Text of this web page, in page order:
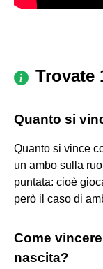
Trovate
Quanto si
Quanto si vince
un ambo sulla
puntata: cioè
però il caso di
Come
nascita?